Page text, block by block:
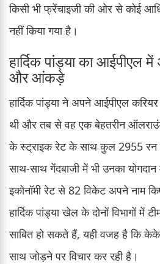
किसी भी फ्रेंचाइजी की ओर से कोई
नहीं किया गया है।
हार्दिक पांड्या का
और आंकड़े
हार्दिक पांड्या ने अपने आईपीएल
थी और तब से वह एक बेहतरीन
के स्ट्राइक रेट के साथ कुल 2955 रन
साथ-साथ गेंदबाजी में भी उनका
इकोनॉमी रेट से 82 विकेट अपने नाम
हार्दिक पांड्या खेल के दोनों विभागों में
साबित हो सकते हैं, यही वजह है कि
साथ जोड़ने पर विचार कर रही है।